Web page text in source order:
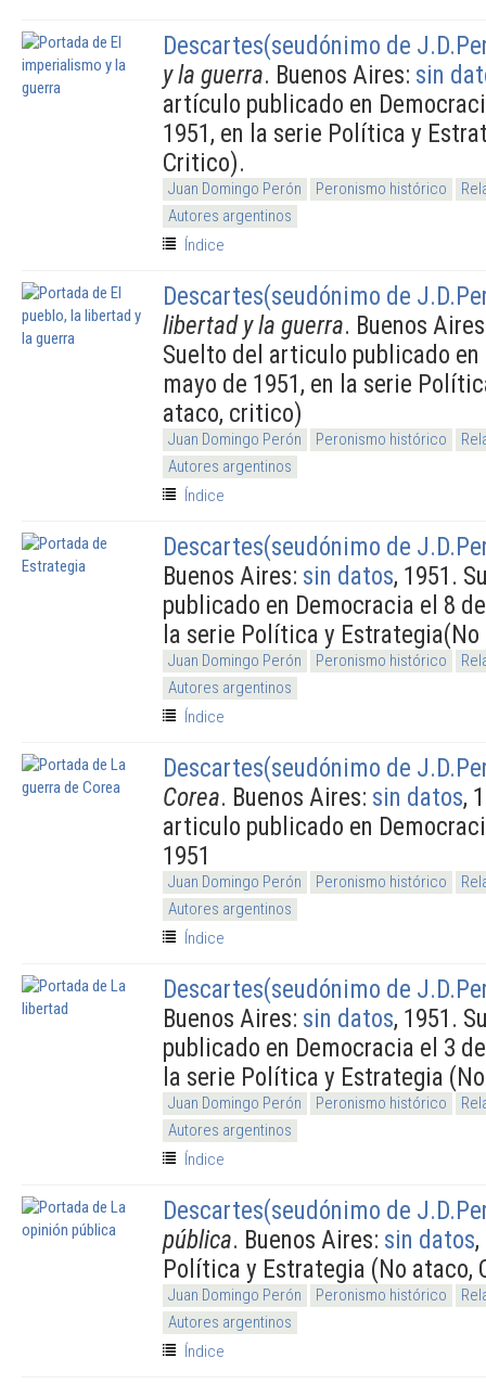
Descartes(seudónimo de
y la guerra. Buenos Aires: sin
artículo publicado en
1951, en la serie Política y
Critico).
Juan Domingo Perón Peronismo histórico
Autores argentinos
Índice
Descartes(seudónimo de
libertad y la guerra. Buenos
Suelto del articulo publicado
mayo de 1951, en la serie
ataco, critico)
Juan Domingo Perón Peronismo histórico
Autores argentinos
Índice
Descartes(seudónimo de
Buenos Aires: sin datos, 1951.
publicado en Democracia el 8
la serie Política y
Juan Domingo Perón Peronismo histórico
Autores argentinos
Índice
Descartes(seudónimo de
Corea. Buenos Aires: sin datos,
articulo publicado en
1951
Juan Domingo Perón Peronismo histórico
Autores argentinos
Índice
Descartes(seudónimo de
Buenos Aires: sin datos, 1951.
publicado en Democracia el 3
la serie Política y Estrategia
Juan Domingo Perón Peronismo histórico
Autores argentinos
Índice
Descartes(seudónimo de
pública. Buenos Aires: sin datos
Política y Estrategia (No ataco,
Juan Domingo Perón Peronismo histórico
Autores argentinos
Índice